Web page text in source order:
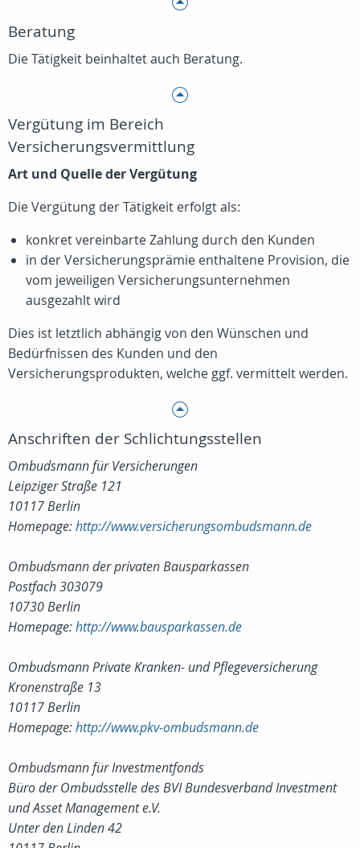
Beratung
Die Tätigkeit beinhaltet auch Beratung.
Vergütung im Bereich
Versicherungsvermittlung
Art und Quelle der Vergütung
Die Vergütung der Tätigkeit erfolgt als:
konkret vereinbarte Zahlung durch den Kunden
in der Versicherungsprämie enthaltene Provision, die
vom jeweiligen Versicherungsunternehmen
ausgezahlt wird
Dies ist letztlich abhängig von den Wünschen und
Bedürfnissen des Kunden und den
Versicherungsprodukten, welche ggf. vermittelt werden.
Anschriften der Schlichtungsstellen
Ombudsmann für Versicherungen
Leipziger Straße 121
10117 Berlin
Homepage:http://www.versicherungsombudsmann.de
Ombudsmann der privaten Bausparkassen
Postfach 303079
10730 Berlin
Homepage:http://www.bausparkassen.de
Ombudsmann Private Kranken- und Pflegeversicherung
Kronenstraße 13
10117 Berlin
Homepage:http://www.pkv-ombudsmann.de
Ombudsmann für Investmentfonds
Büro der Ombudsstelle des BVI Bundesverband Investment
und Asset Management e.V.
Unter den Linden 42